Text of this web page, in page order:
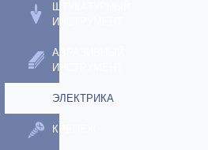
ШТУКАТУРНЫЙ
ИНСТРУМЕНТ
АБРАЗИВНЫЙ
ИНСТРУМЕНТ
ЭЛЕКТРИКА
КРЕПЕЖ